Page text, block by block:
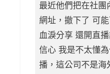
最近他們把在社團
網址，撤下了 可
血淚分享 還開直
信心 我是不太懂
播，這公司不是